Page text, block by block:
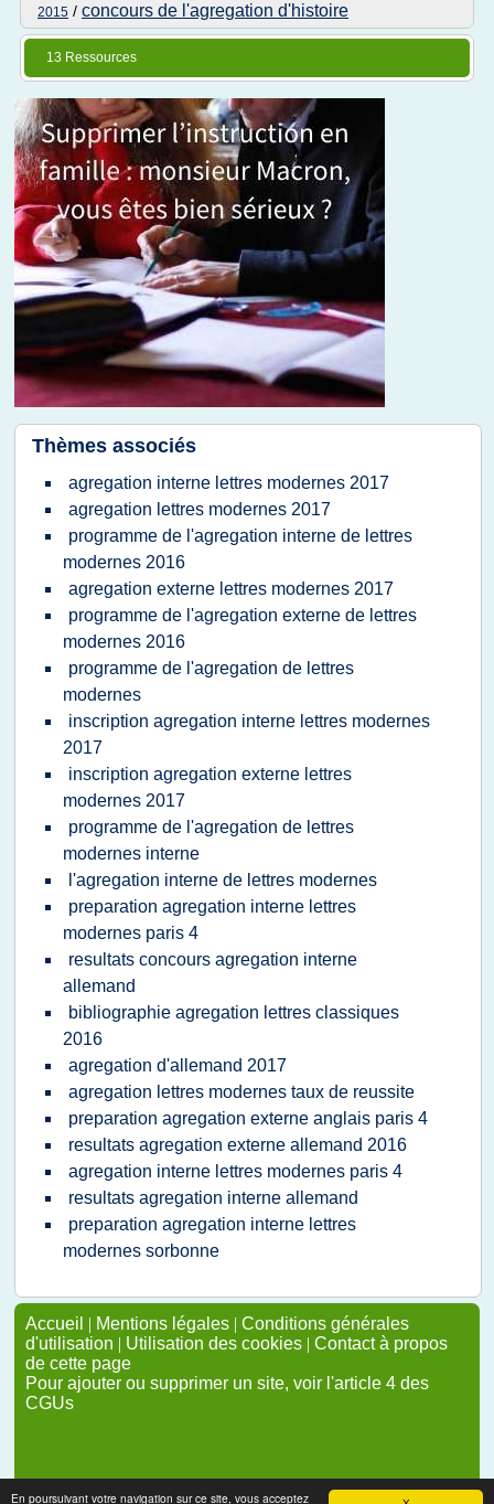
En poursuivant votre navigation sur ce site, vous acceptez
2015 / concours de l'agregation d'histoire
13 Ressources
Thèmes associés
agregation interne lettres modernes 2017
agregation lettres modernes 2017
programme de l'agregation interne de lettres
modernes 2016
agregation externe lettres modernes 2017
programme de l'agregation externe de lettres
modernes 2016
programme de l'agregation de lettres
modernes
inscription agregation interne lettres modernes
2017
inscription agregation externe lettres
modernes 2017
programme de l'agregation de lettres
modernes interne
l'agregation interne de lettres modernes
preparation agregation interne lettres
modernes paris 4
resultats concours agregation interne
allemand
bibliographie agregation lettres classiques
2016
agregation d'allemand 2017
agregation lettres modernes taux de reussite
preparation agregation externe anglais paris 4
resultats agregation externe allemand 2016
agregation interne lettres modernes paris 4
resultats agregation interne allemand
preparation agregation interne lettres
modernes sorbonne
Accueil | Mentions légales | Conditions générales
d'utilisation | Utilisation des cookies | Contact à propos
de cette page
Pour ajouter ou supprimer un site, voir l'article 4 des
CGUs